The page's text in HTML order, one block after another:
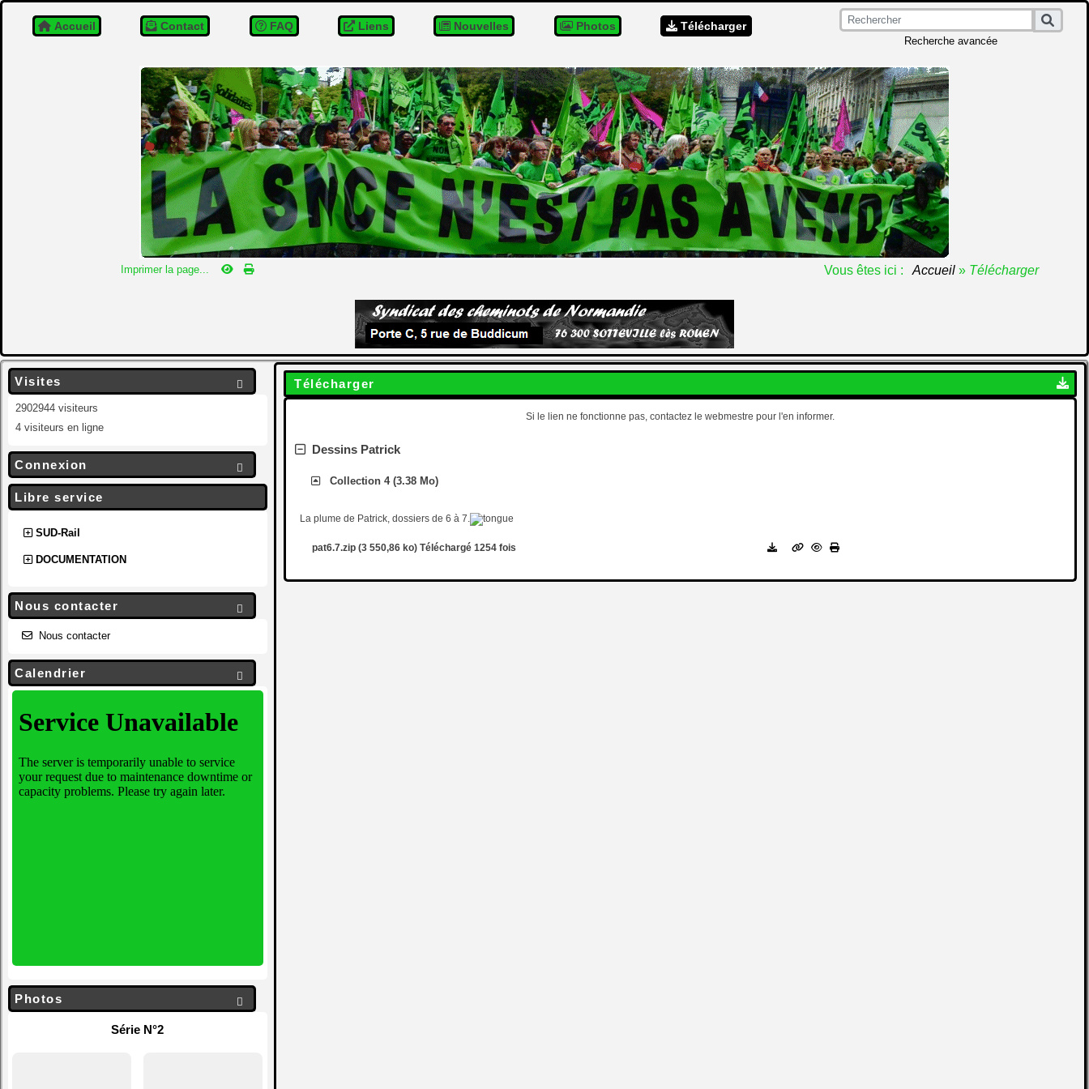
Accueil Contact FAQ Liens Nouvelles Photos Télécharger
Recherche avancée
Imprimer la page... Vous êtes ici : Accueil » Télécharger

Visites
2902944 visiteurs
4 visiteurs en ligne

Connexion
Libre service
SUD-Rail
DOCUMENTATION

Nous contacter
Nous contacter

Calendrier

Photos
Série N°2
Télécharger
Si le lien ne fonctionne pas, contactez le webmestre pour l'en informer.
Dessins Patrick
Collection 4 (3.38 Mo)
La plume de Patrick, dossiers de 6 à 7.
pat6.7.zip (3 550,86 ko) Téléchargé 1254 fois